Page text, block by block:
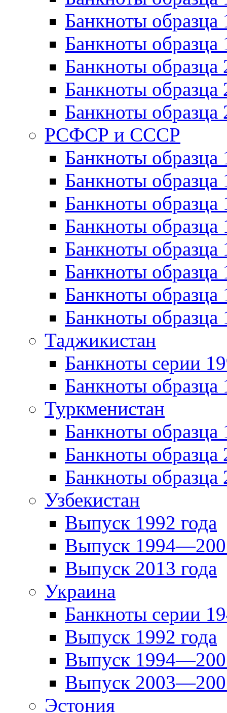
Банкноты образца
Банкноты образца
Банкноты образца
Банкноты образца
Банкноты образца
РСФСР и СССР
Банкноты
Банкноты образца
Банкноты образца
Банкноты образца
Банкноты образца
Банкноты образца
Банкноты образца
Банкноты образца
Таджикистан
Банкноты серии
Банкноты образца
Туркменистан
Банкноты
Банкноты образца
Банкноты образца
Узбекистан
Выпуск 1992 года
Выпуск
Выпуск 2013 года
Украина
Банкноты серии
Выпуск 1992 года
Выпуск
Выпуск
Эстония